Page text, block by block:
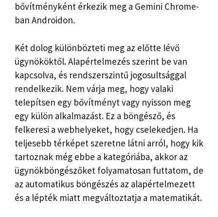
bővítményként érkezik meg a Gemini Chrome-
ban Androidon.
Két dolog különbözteti meg az előtte lévő
ügynököktől. Alapértelmezés szerint be van
kapcsolva, és rendszerszintű jogosultsággal
rendelkezik. Nem várja meg, hogy valaki
telepítsen egy bővítményt vagy nyisson meg
egy külön alkalmazást. Ez a böngésző, és
felkeresi a webhelyeket, hogy cselekedjen. Ha
teljesebb térképet szeretne látni arról, hogy kik
tartoznak még ebbe a kategóriába, akkor az
ügynökböngészőket folyamatosan futtatom, de
az automatikus böngészés az alapértelmezett
és a lépték miatt megváltoztatja a matematikát.